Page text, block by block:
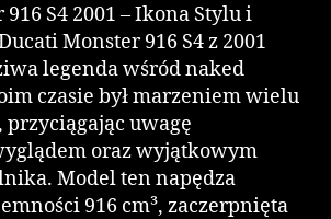
S4 2001 – Ikona Stylu i
Monster 916 S4 z 2001
legenda wśród naked
czasie był marzeniem wielu
uwagę
oraz wyjątkowym
Model ten napędza
916 cm³, zaczerpnięta